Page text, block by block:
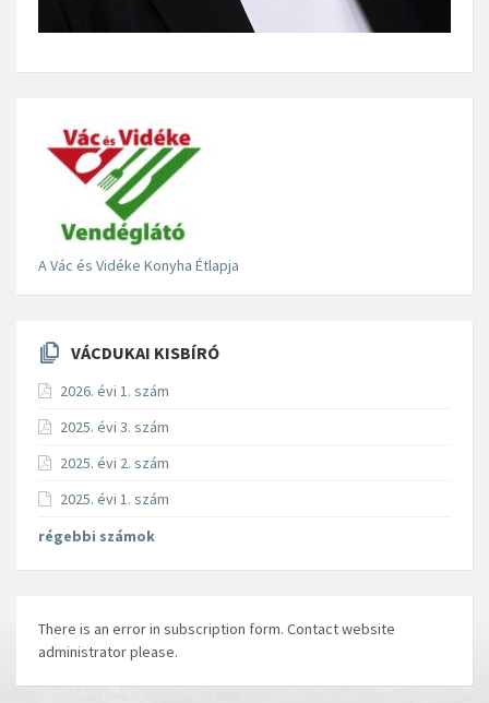
A Vác és Vidéke Konyha Étlapja
VÁCDUKAI KISBÍRÓ
2026. évi 1. szám
2025. évi 3. szám
2025. évi 2. szám
2025. évi 1. szám
régebbi számok
There is an error in subscription form. Contact website
administrator please.